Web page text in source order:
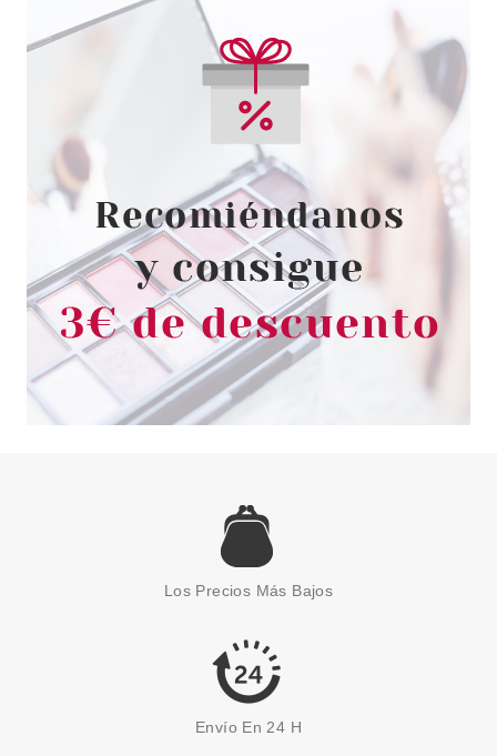
EDP 50 ML VP
Pvr 115.50€
-46%
desde
61.95€
PACO RABANNE
PACO RABANNE LADY MILLION
39.89€
Los Precios Más Bajos
Envío En 24 H